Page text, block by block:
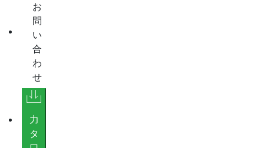
お
問
い
合
わ
せ
力
タ